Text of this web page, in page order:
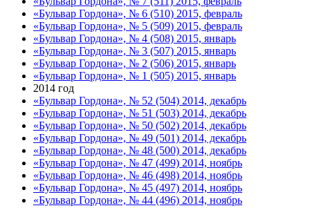
«Бульвар Гордона», № 6 (510) 2015, февраль
«Бульвар Гордона», № 5 (509) 2015, февраль
«Бульвар Гордона», № 4 (508) 2015, январь
«Бульвар Гордона», № 3 (507) 2015, январь
«Бульвар Гордона», № 2 (506) 2015, январь
«Бульвар Гордона», № 1 (505) 2015, январь
2014 год
«Бульвар Гордона», № 52 (504) 2014, декабрь
«Бульвар Гордона», № 51 (503) 2014, декабрь
«Бульвар Гордона», № 50 (502) 2014, декабрь
«Бульвар Гордона», № 49 (501) 2014, декабрь
«Бульвар Гордона», № 48 (500) 2014, декабрь
«Бульвар Гордона», № 47 (499) 2014, ноябрь
«Бульвар Гордона», № 46 (498) 2014, ноябрь
«Бульвар Гордона», № 45 (497) 2014, ноябрь
«Бульвар Гордона», № 44 (496) 2014, ноябрь